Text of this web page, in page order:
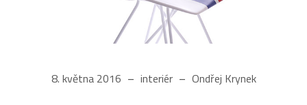
8. května 2016 interiér Ondřej Krynek